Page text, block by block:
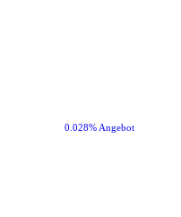
0.028% Angebot